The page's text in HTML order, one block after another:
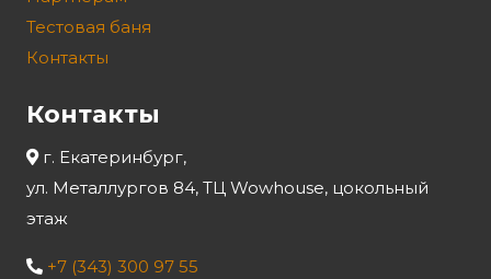
Тестовая баня
Контакты
Контакты
г. Екатеринбург,
ул. Металлургов 84, ТЦ Wowhouse, цокольный
этаж
+7 (343) 300 97 55